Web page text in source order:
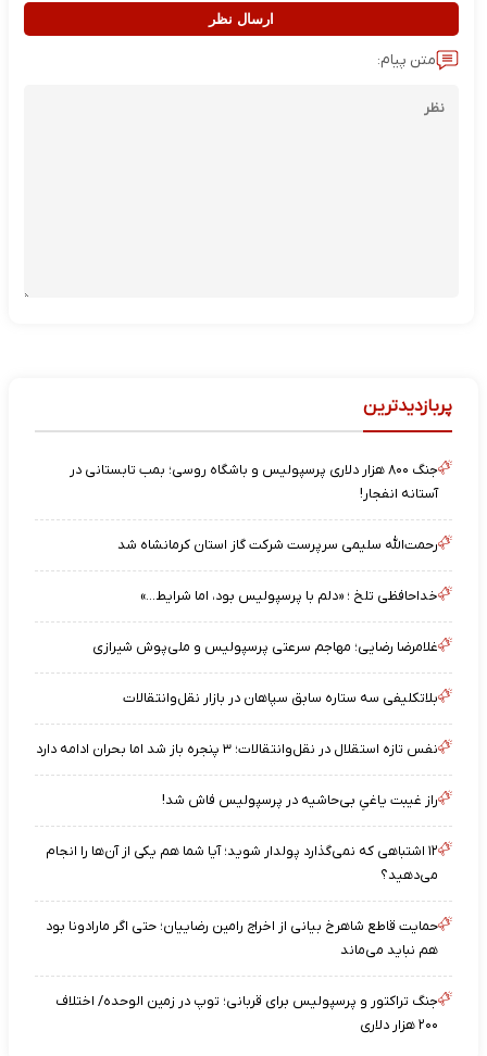
ارسال نظر
متن پیام:
پربازدیدترین
جنگ ۸۰۰ هزار دلاری پرسپولیس و باشگاه روسی؛ بمب تابستانی در
آستانه انفجار!
رحمت‌الله سلیمی سرپرست شرکت گاز استان کرمانشاه شد
خداحافظی تلخ ؛ «دلم با پرسپولیس بود، اما شرایط…»
غلامرضا رضایی؛ مهاجم سرعتی پرسپولیس و ملی‌پوش شیرازی
بلاتکلیفی سه ستاره سابق سپاهان در بازار نقل‌وانتقالات
نفس تازه استقلال در نقل‌وانتقالات؛ ۳ پنجره باز شد اما بحران ادامه دارد
راز غیبت یاغیِ بی‌حاشیه در پرسپولیس فاش شد!
۱۲ اشتباهی که نمی‌گذارد پولدار شوید؛ آیا شما هم یکی از آن‌ها را انجام
می‌دهید؟
حمایت قاطع شاهرخ بیانی از اخراج رامین رضاییان؛ حتی اگر مارادونا بود
هم نباید می‌ماند
جنگ تراکتور و پرسپولیس برای قربانی؛ توپ در زمین الوحده/ اختلاف
۲۰۰ هزار دلاری